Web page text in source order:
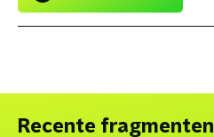
Recente fragmenten